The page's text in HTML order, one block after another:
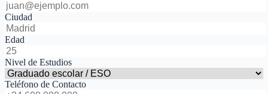
Ciudad
Edad
Nivel de Estudios
Teléfono de Contacto